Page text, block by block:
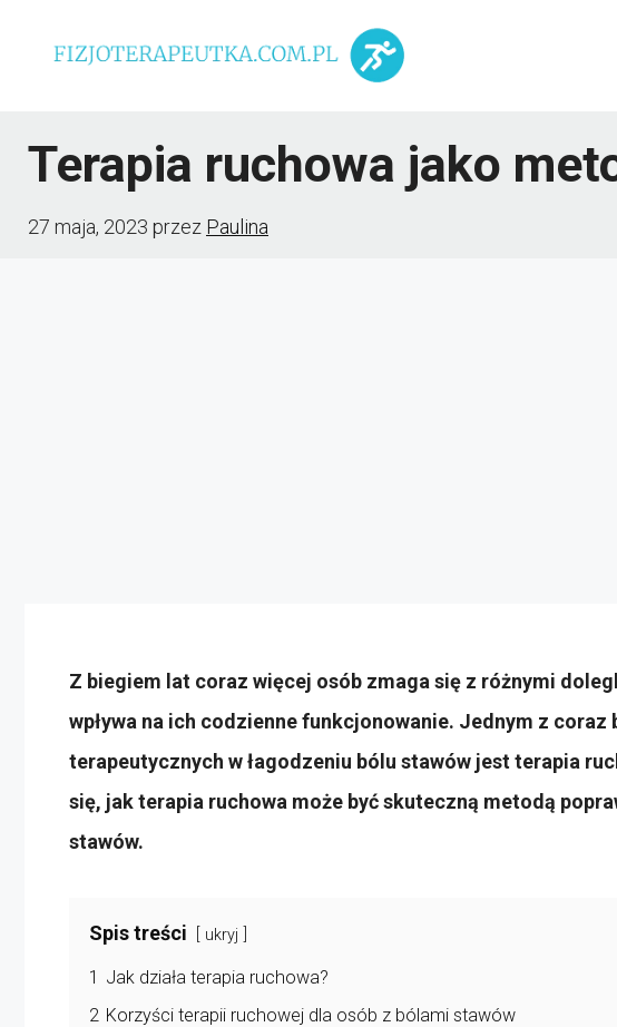
Terapia ruchowa jako
27 maja, 2023 przez Paulina
Z biegiem lat coraz więcej osób zmaga się z różnymi
wpływa na ich codzienne funkcjonowanie. Jednym z
terapeutycznych w łagodzeniu bólu stawów jest terapia
się, jak terapia ruchowa może być skuteczną metodą
stawów.
Spis treści ukryj
1 Jak działa terapia ruchowa?
2 Korzyści terapii ruchowej dla osób z bólami stawów